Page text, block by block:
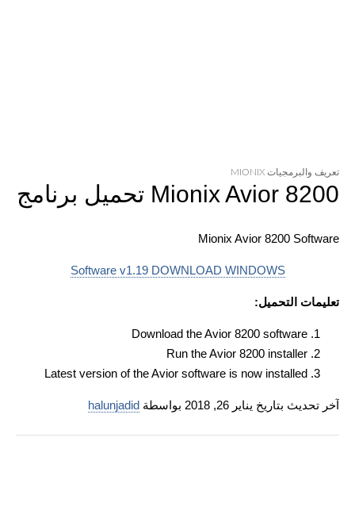
تعريف والبرمجيات MIONIX
Mionix Avior 8200 تحميل برنامج
Mionix Avior 8200 Software
Software v1.19 DOWNLOAD WINDOWS
تعليمات التحميل:
Download the Avior 8200 software
Run the Avior 8200 installer
Latest version of the Avior software is now installed
آخر تحديث بتاريخ يناير 26, 2018 بواسطة halunjadid